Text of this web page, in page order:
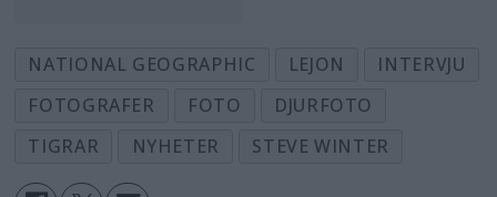
NATIONAL GEOGRAPHIC LEJON
INTERVJU
FOTOGRAFER
FOTO
DJURFOTO
TIGRAR
NYHETER STEVE WINTER